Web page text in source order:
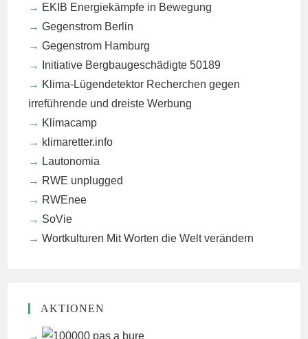
EKIB Energiekämpfe in Bewegung
Gegenstrom Berlin
Gegenstrom Hamburg
Initiative Bergbaugeschädigte 50189
Klima-Lügendetektor Recherchen gegen
irreführende und dreiste Werbung
Klimacamp
klimaretter.info
Lautonomia
RWE unplugged
RWEnee
SoVie
Wortkulturen Mit Worten die Welt verändern
AKTIONEN